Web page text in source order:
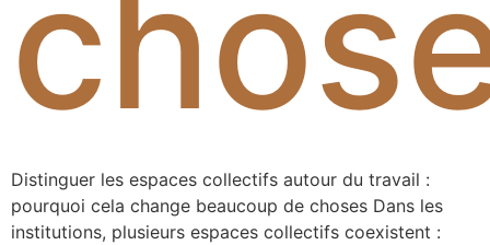
Distinguer les espaces collectifs autour du travail :
pourquoi cela change beaucoup de choses Dans les
institutions, plusieurs espaces collectifs coexistent :